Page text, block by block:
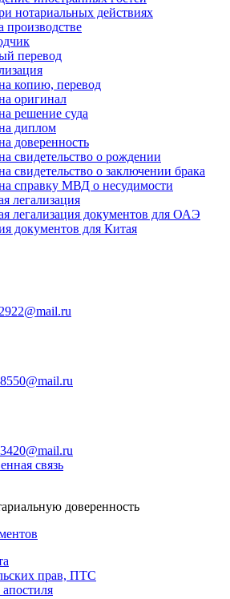
нотариальных действиях
производстве
перевод
копию, перевод
оригинал
решение суда
диплом
доверенность
свидетельство о рождении
свидетельство о заключении брака
справку МВД о несудимости
легализация
легализация документов для ОАЭ
документов для Китая
связь
доверенность
прав, ПТС